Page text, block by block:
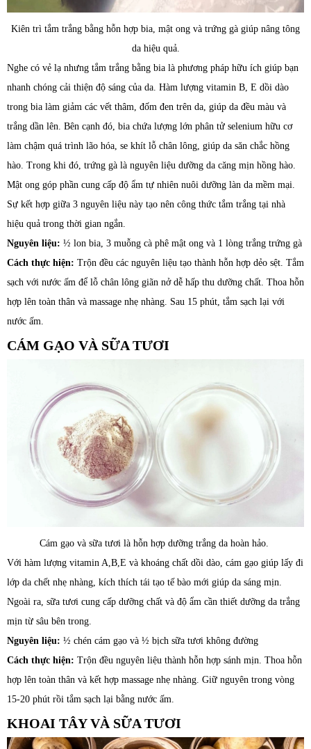
Kiên trì tắm trắng bằng hỗn hợp bia, mật ong và trứng gà giúp nâng tông
da hiệu quả.
Nghe có vẻ lạ nhưng tắm trắng bằng bia là phương pháp hữu ích giúp bạn
nhanh chóng cải thiện độ sáng của da. Hàm lượng vitamin B, E dồi dào
trong bia làm giảm các vết thâm, đốm đen trên da, giúp da đều màu và
trắng dần lên. Bên cạnh đó, bia chứa lượng lớn phân tử selenium hữu cơ
làm chậm quá trình lão hóa, se khít lỗ chân lông, giúp da săn chắc hồng
hào. Trong khi đó, trứng gà là nguyên liệu dưỡng da căng mịn hồng hào.
Mật ong góp phần cung cấp độ ẩm tự nhiên nuôi dưỡng làn da mềm mại.
Sự kết hợp giữa 3 nguyên liệu này tạo nên công thức tắm trắng tại nhà
hiệu quả trong thời gian ngắn.
Nguyên liệu: ½ lon bia, 3 muỗng cà phê mật ong và 1 lòng trắng trứng gà
Cách thực hiện: Trộn đều các nguyên liệu tạo thành hỗn hợp dẻo sệt. Tắm
sạch với nước ấm để lỗ chân lông giãn nở dễ hấp thu dưỡng chất. Thoa hỗn
hợp lên toàn thân và massage nhẹ nhàng. Sau 15 phút, tắm sạch lại với
nước ấm.
CÁM GẠO VÀ SỮA TƯƠI
Cám gạo và sữa tươi là hỗn hợp dưỡng trắng da hoàn hảo.
Với hàm lượng vitamin A,B,E và khoáng chất dồi dào, cám gạo giúp lấy đi
lớp da chết nhẹ nhàng, kích thích tái tạo tế bào mới giúp da sáng mịn.
Ngoài ra, sữa tươi cung cấp dưỡng chất và độ ẩm cần thiết dưỡng da trắng
mịn từ sâu bên trong.
Nguyên liệu: ½ chén cám gạo và ½ bịch sữa tươi không đường
Cách thực hiện: Trộn đều nguyên liệu thành hỗn hợp sánh mịn. Thoa hỗn
hợp lên toàn thân và kết hợp massage nhẹ nhàng. Giữ nguyên trong vòng
15-20 phút rồi tắm sạch lại bằng nước ấm.
KHOAI TÂY VÀ SỮA TƯƠI